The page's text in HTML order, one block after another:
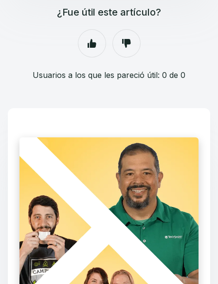
¿Fue útil este artículo?
Usuarios a los que les pareció útil: 0 de 0